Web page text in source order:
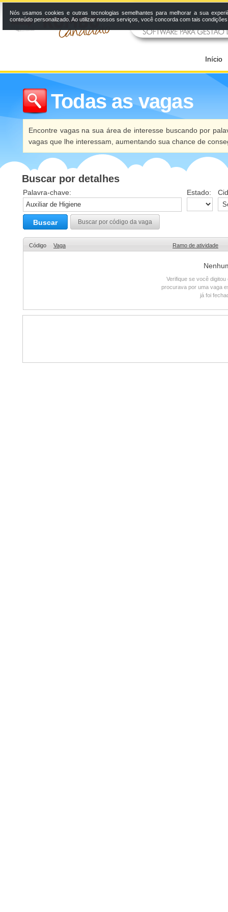
Início
Todas as vagas
Encontre vagas na sua área de interesse buscando por
vagas que lhe interessam, aumentando sua chance de
Buscar por detalhes
Palavra-chave: Estado:
Buscar Buscar por código da vaga
Código Vaga Ramo de atividade
Verifique se você
procurava por uma vaga
já foi
Nós usamos cookies e outras tecnologias semelhantes para melhorar a sua
conteúdo personalizado. Ao utilizar nossos serviços, você concorda com tais